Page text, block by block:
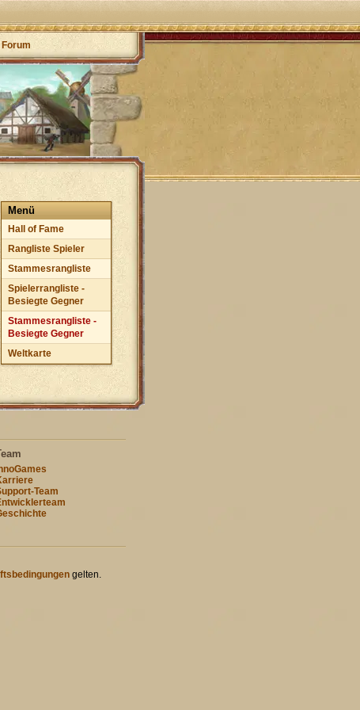
Forum
Menü
Hall of Fame
Rangliste Spieler
Stammesrangliste
Spielerrangliste -
Besiegte Gegner
Stammesrangliste -
Besiegte Gegner
Weltkarte
Team
gelten.